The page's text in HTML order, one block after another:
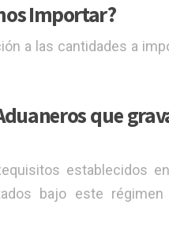
Importar?
a las cantidades a
que
establecidos
bajo este